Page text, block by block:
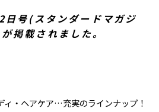
日号(スタンダードマガジ
掲載されました。
ィ・ヘアケア…充実のラインナップ！